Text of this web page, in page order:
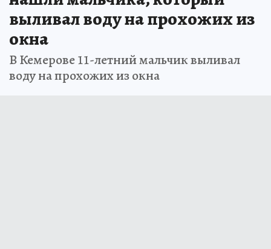
выливал воду на прохожих из
окна
В Кемерове 11-летний мальчик выливал
воду на прохожих из окна